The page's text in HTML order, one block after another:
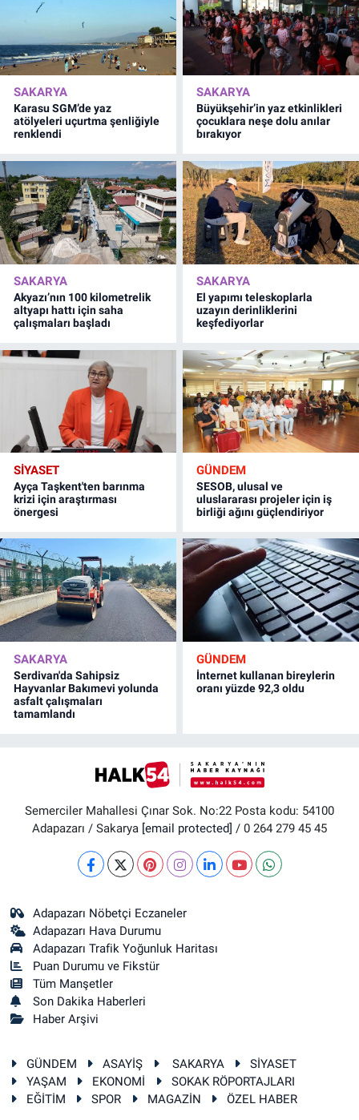
SAKARYA
Karasu SGM’de yaz
atölyeleri uçurtma şenliğiyle
renklendi
SAKARYA
Büyükşehir’in yaz etkinlikleri
çocuklara neşe dolu anılar
bırakıyor
SAKARYA
Akyazı’nın 100 kilometrelik
altyapı hattı için saha
çalışmaları başladı
SAKARYA
El yapımı teleskoplarla
uzayın derinliklerini
keşfediyorlar
SİYASET
Ayça Taşkent'ten barınma
krizi için araştırması
önergesi
GÜNDEM
SESOB, ulusal ve
uluslararası projeler için iş
birliği ağını güçlendiriyor
SAKARYA
Serdivan'da Sahipsiz
Hayvanlar Bakımevi yolunda
asfalt çalışmaları
tamamlandı
GÜNDEM
İnternet kullanan bireylerin
oranı yüzde 92,3 oldu
Semerciler Mahallesi Çınar Sok. No:22 Posta kodu: 54100
Adapazarı / Sakarya [email protected] / 0 264 279 45 45
Adapazarı Nöbetçi Eczaneler
Adapazarı Hava Durumu
Adapazarı Trafik Yoğunluk Haritası
Puan Durumu ve Fikstür
Tüm Manşetler
Son Dakika Haberleri
Haber Arşivi
GÜNDEM ASAYİŞ SAKARYA
SİYASET
YAŞAM
EKONOMİ
SOKAK RÖPORTAJLARI
EĞİTİM
SPOR MAGAZİN ÖZEL HABER